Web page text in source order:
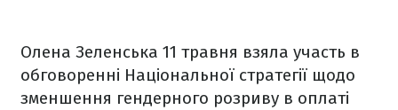
Олена Зеленська 11 травня взяла участь в
обговоренні Національної стратегії щодо
зменшення гендерного розриву в оплаті